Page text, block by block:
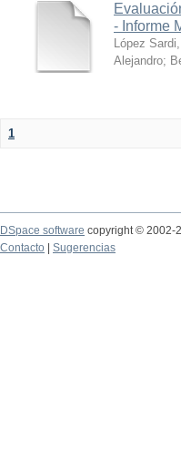
- Informe
López
Alejandro;
1
DSpace software copyright © 2002-
Contacto
Sugerencias